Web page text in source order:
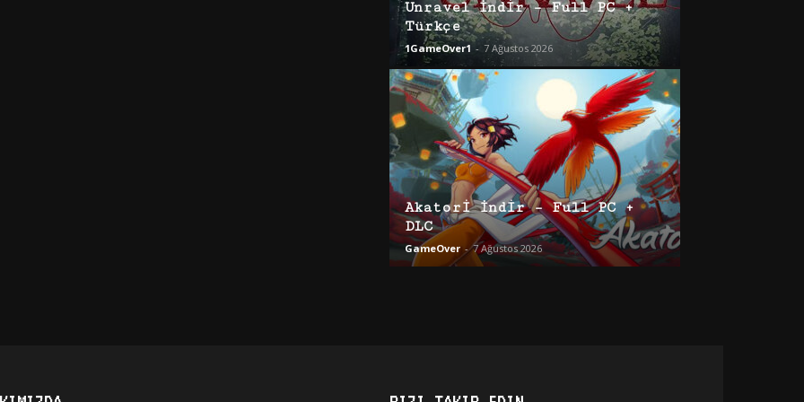
Unravel İndir – Full PC +
Türkçe
1GameOver1 - 7 Ağustos 2026
Akatori İndir – Full PC +
DLC
GameOver - 7 Ağustos 2026